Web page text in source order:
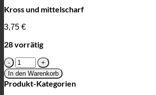
Kross und mittelscharf
3,75 €
28 vorrätig
Wasabi-
Erdnusskerne
Menge
In den Warenkorb
Produkt-Kategorien